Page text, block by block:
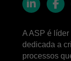
A ASP é
dedicada a
processos